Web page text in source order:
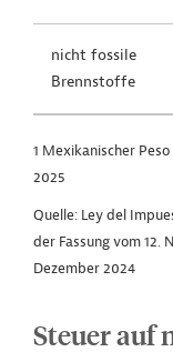
nicht fossile
Brennstoffe
1 Mexikanischer
2025
Quelle: Ley del
der Fassung vom 12.
Dezember 2024
Steuer auf